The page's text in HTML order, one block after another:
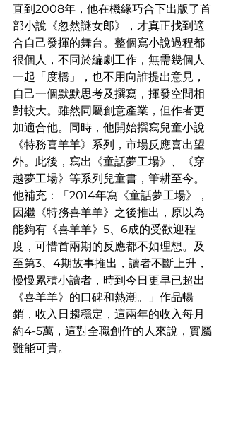
直到2008年，他在機緣巧合下出版了首
部小說《忽然謎女郎》，才真正找到適
合自己發揮的舞台。整個寫小說過程都
很個人，不同於編劇工作，無需幾個人
一起「度橋」，也不用向誰提出意見，
自己一個默默思考及撰寫，揮發空間相
對較大。雖然同屬創意產業，但作者更
加適合他。同時，他開始撰寫兒童小說
《特務喜羊羊》系列，市場反應喜出望
外。此後，寫出《童話夢工場》、《穿
越夢工場》等系列兒童書，筆耕至今。
他補充：「2014年寫《童話夢工場》，
因繼《特務喜羊羊》之後推出，原以為
能夠有《喜羊羊》5、6成的受歡迎程
度，可惜首兩期的反應都不如理想。及
至第3、4期故事推出，讀者不斷上升，
慢慢累積小讀者，時到今日更早已超出
《喜羊羊》的口碑和熱潮。」作品暢
銷，收入日趨穩定，這兩年的收入每月
約4-5萬，這對全職創作的人來說，實屬
難能可貴。